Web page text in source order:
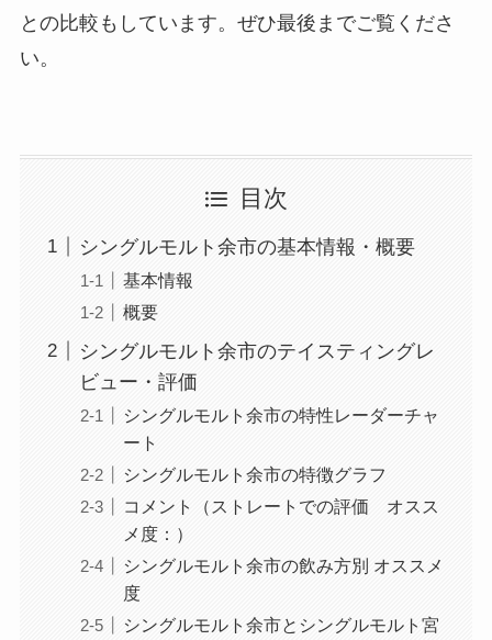
との比較もしています。ぜひ最後までご覧くださ
い。
目次
シングルモルト余市の基本情報・概要
基本情報
概要
シングルモルト余市のテイスティングレ
ビュー・評価
シングルモルト余市の特性レーダーチャ
ート
シングルモルト余市の特徴グラフ
コメント（ストレートでの評価 オスス
メ度：）
シングルモルト余市の飲み方別 オススメ
度
シングルモルト余市とシングルモルト宮